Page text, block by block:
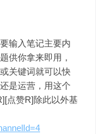
输入笔记主要内
供你拿来即用，
关键词就可以快
是运营，用这个
点赞R]除此以外基